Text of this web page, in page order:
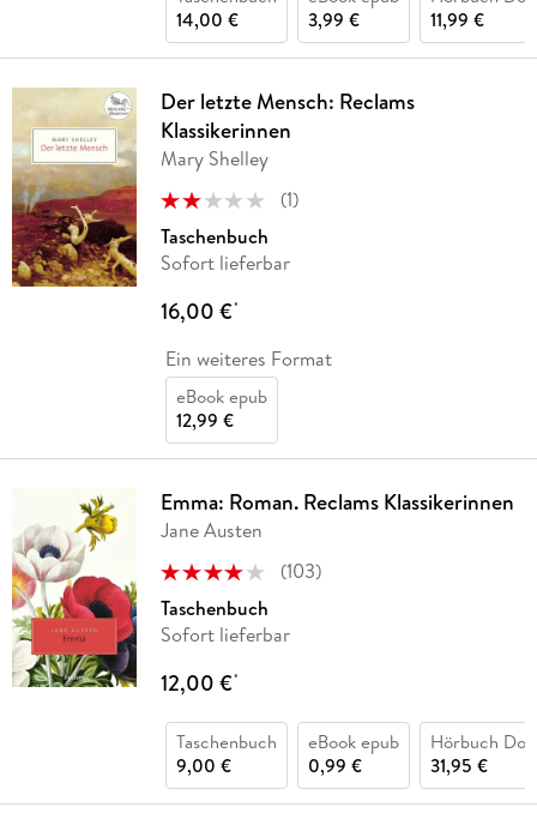
14,00 €
3,99 €
11,99 €
Der letzte Mensch: Reclams
Klassikerinnen
Mary Shelley
(1)
Taschenbuch
Sofort lieferbar
16,00 €*
Ein weiteres Format
eBook epub
12,99 €
Emma: Roman. Reclams Klassikerinnen
Jane Austen
(103)
Taschenbuch
Sofort lieferbar
12,00 €*
Taschenbuch
9,00 €
eBook epub
0,99 €
Hörbuch
31,95 €